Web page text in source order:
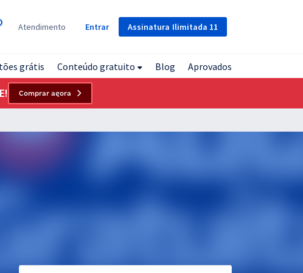
Assinatura Ilimitada 11
Atendimento Entrar
grátis Conteúdo gratuito Blog Aprovados
Comprar agora